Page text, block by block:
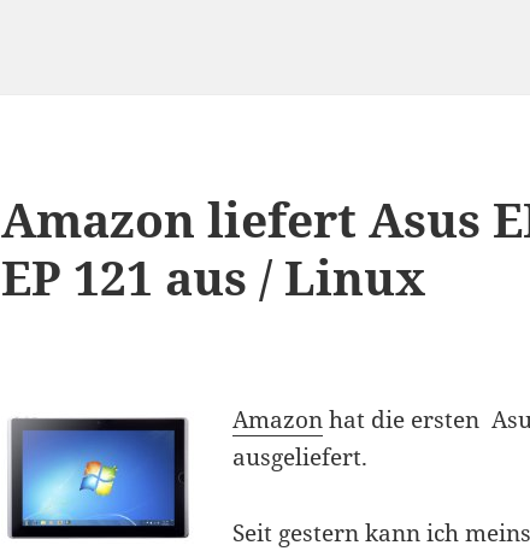
Amazon liefert Asus
EP 121 aus / Linux
Amazonhat die ersten
ausgeliefert.
Seit gestern kann ich